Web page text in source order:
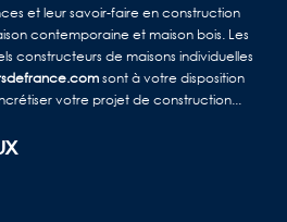
et leur savoir-faire en construction
contemporaine et maison bois. Les
constructeurs de maisons individuelles
sont à votre disposition
votre projet de construction...